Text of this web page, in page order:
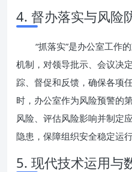
4. 督办落实与风险
“抓落实”是办公室工作
机制，对领导批示、会议决
踪、督促和反馈，确保各项
时，办公室作为风险预警的
风险、评估风险影响并制定
隐患，保障组织安全稳定运行
5. 现代技术运用与